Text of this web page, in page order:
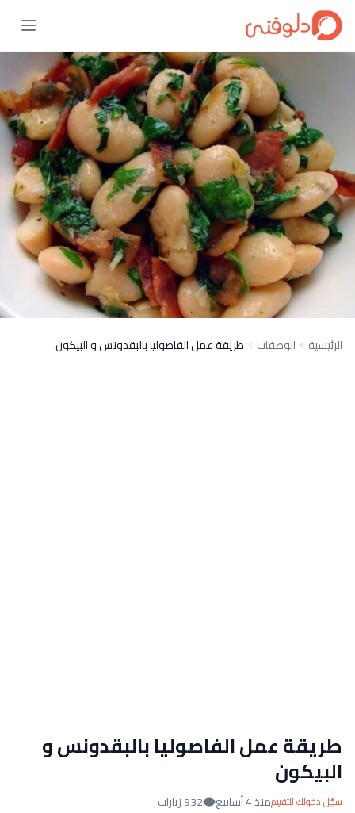
الرئيسية الوصفات طريقة عمل الفاصوليا بالبقدونس و البيكون
طريقة عمل الفاصوليا بالبقدونس و
البيكون
سجّل دخولك للتقييممنذ 4 أسابيع 932 زيارات